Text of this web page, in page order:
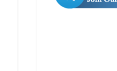
ಪುಸ್ತಕಗಳ
Textbook